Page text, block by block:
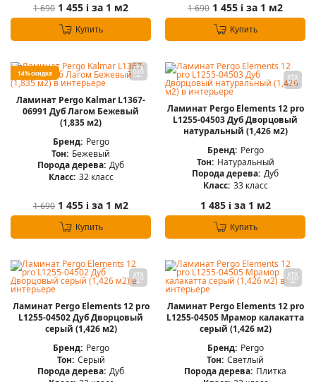
1 690 1 455 i за 1 м2
Купить
1 690 1 455 i за 1 м2
Купить
14% скидка
Ламинат Pergo Kalmar L1367-
06991 Дуб Лагом Бежевый
(1,835 м2)
Бренд: Pergo
Тон: Бежевый
Порода дерева: Дуб
Класс: 32 класс
1 690 1 455 i за 1 м2
Купить
Ламинат Pergo Elements 12 pro
L1255-04503 Дуб Дворцовый
натуральный (1,426 м2)
Бренд: Pergo
Тон: Натуральный
Порода дерева: Дуб
Класс: 33 класс
1 485 iза 1 м2
Купить
Ламинат Pergo Elements 12 pro
L1255-04502 Дуб Дворцовый
серый (1,426 м2)
Бренд: Pergo
Тон: Серый
Порода дерева: Дуб
Ламинат Pergo Elements 12 pro
L1255-04505 Мрамор калакатта
серый (1,426 м2)
Бренд: Pergo
Тон: Светлый
Порода дерева: Плитка